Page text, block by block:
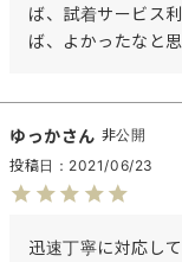
ば、試着サービス
ば、よかったなと
ゆっか
非公開
投稿日
2021/06/23
迅速丁寧に対応し